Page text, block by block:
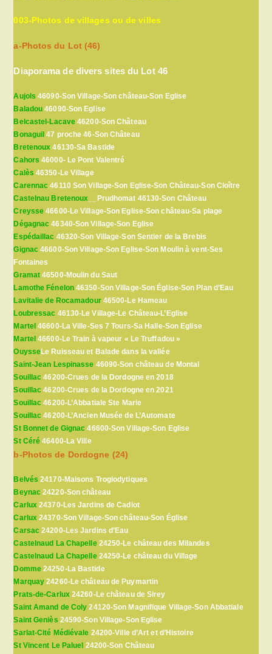
003-Photos de villages ou de villes
a-Photos du Lot (46)
Diaporama de divers sites du Lot 46
Aujols 46090-Son Village-Son château-Son Eglise
Baladou 46090-Son Eglise
Belcastel-Lacave 46200-Son Château
Bonaguil 47 proche 46-Son Château
Bretenoux 46130-Sa Bastide
Cahors 46000- Le Pont Valentré
Calès 46350-Le Village
Carennac 46110 Son Village-Son Eglise-Son Château-Son Cloître
Castelnau Bretenoux __Prudhomat 46130-Son Château
Creysse 46600-Le Village-Son Eglise-Son château-Sa plage
Dégagnac 46340-Son Village-Son Eglise
Espédaillac 46320-Son Village-Son Sentier de la Brebis
Gignac 46600-Son Village-Son Eglise-Son Moulin à vent-Ses
Fontaines
Gramat 46500-Moulin du Saut
Lamothe Fénelon46350-Son Village-Son Église-Son Plan d’Eau
Lavitalie de Rocamadour46500-Le Hameau
Loubressac 46130-Le Village-Le Château-L’Eglise
Martel 46600-La Ville-Ses 7 Tours-Sa Halle-Son Eglise
Martel 46600-Le Train à vapeur « Le Truffadou »
OuysseLe Ruisseau et Balade dans la vallée
Saint-Jean Lespinasse 46090-Son château de Montal
Souillac 46200-Crues de la Dordogne en 2018
Souillac 46200-Crues de la Dordogne en 2021
Souillac 46200-L’Abbatiale Ste Marie
Souillac 46200-L’Ancien Musée de L’Automate
St Bonnet de Gignac 46600-Son Village-Son Eglise
St Céré 46400-La Ville
b-Photos de Dordogne (24)
Belvés 24170-Maisons Troglodytiques
Beynac 24220-Son château
Carlux 24370-Les Jardins de Cadiot
Carlux 24370-Son Village-Son château-Son Église
Carsac 24200-Les Jardins d’Eau
Castelnaud La Chapelle24250-Le château des Milandes
Castelnaud La Chapelle24250-Le château du Village
Domme24250-La Bastide
Marquay 24260-Le château de Puymartin
Prats-de-Carlux24260-Le château de Sirey
Saint Amand de Coly 24120-Son Magnifique Village-Son Abbatiale
Saint Geniès 24590-Son Village-Son Eglise
Sarlat-Cité Médiévale 24200-Ville d’Art et d’Histoire
St Vincent Le Paluel 24200-Son Château